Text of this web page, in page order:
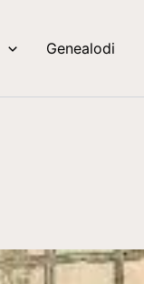
Genealodi